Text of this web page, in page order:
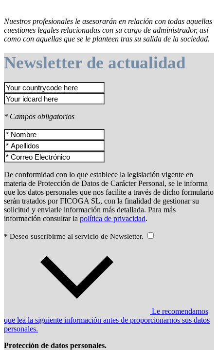
Nuestros profesionales le asesorarán en relación con todas aquellas
cuestiones legales relacionadas con su cargo de administrador, así
como con aquellas que se le planteen tras su salida de la sociedad.
Newsletter de actualidad
* Campos obligatorios
De conformidad con lo que establece la legislación vigente en
materia de Protección de Datos de Carácter Personal, se le informa
que los datos personales que nos facilite a través de dicho formulario
serán tratados por FICOGA SL, con la finalidad de gestionar su
solicitud y enviarle información más detallada. Para más
información consultar la política de privacidad.
* Deseo suscribirme al servicio de Newsletter.
Le recomendamos
que lea la siguiente información antes de proporcionarnos sus datos
personales.
Protección de datos personales.